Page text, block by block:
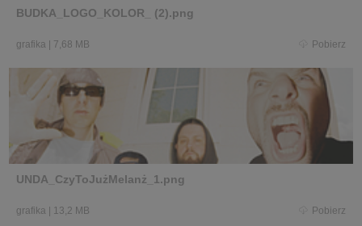
BUDKA_LOGO_KOLOR_ (2).png
grafika 7,68 MB Pobierz
UNDA_CzyToJużMelanż_1.png
grafika 13,2 MB Pobierz